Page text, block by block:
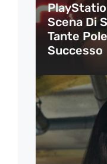
Scena Di
Tante
Successo